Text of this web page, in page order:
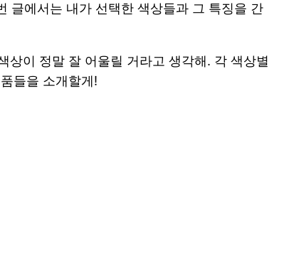
글에서는 내가 선택한 색상들과 그 특징을 간
상이 정말 잘 어울릴 거라고 생각해. 각 색상별
들을 소개할게!